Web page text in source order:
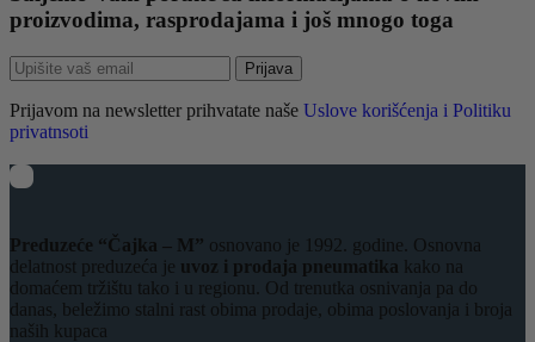
proizvodima, rasprodajama i još mnogo toga
Prijava
Prijavom na newsletter prihvatate naše Uslove korišćenja i Politiku
privatnsoti
Preduzeće “Čajka – M” osnovano je 1992. godine. Osnovna
delatnost preduzeća je uvoz i prodaja pneumatika kako na
domaćem tržištu tako i u regionu. Od trenutka osnivanja pa do
danas, beležimo stalni rast obima prodaje, obima poslovanja i broja
naših kupaca